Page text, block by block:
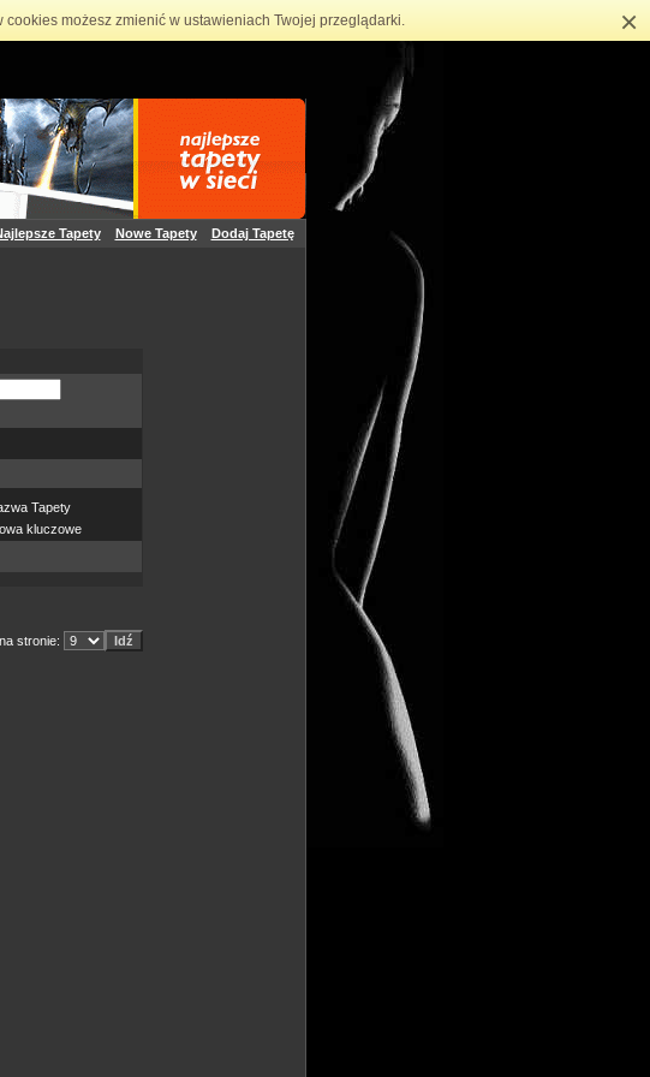
możesz zmienić w ustawieniach Twojej przeglądarki. ×
Tapety Nowe Tapety
Dodaj Tapetę
Tapety
kluczowe
stronie: